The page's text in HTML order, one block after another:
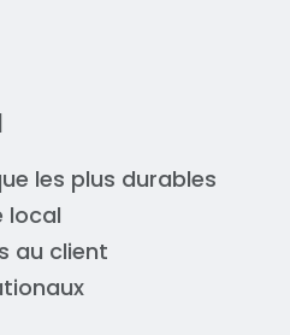
les plus durables
local
au client